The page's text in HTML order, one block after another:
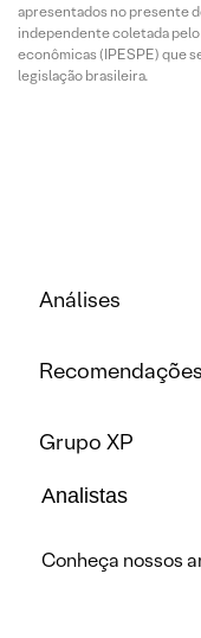
apresentados no presente
independente coletada
econômicas (IPESPE) que
legislação brasileira.
Análises
Recomendações
Grupo XP
Analistas
Conheça nossos